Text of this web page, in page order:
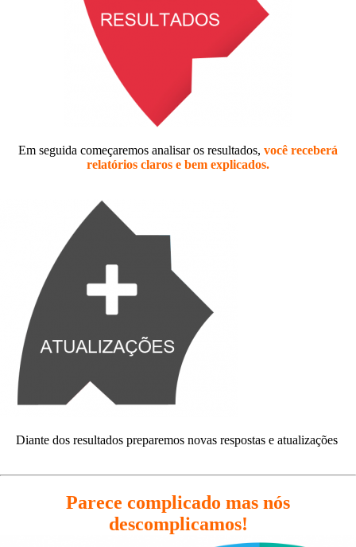
Em seguida começaremos analisar os resultados, você receberá
relatórios claros e bem explicados.
Diante dos resultados preparemos novas respostas e atualizações
Parece complicado mas nós
descomplicamos!